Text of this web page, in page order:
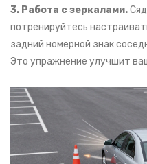
3. Работа с зеркалами.
потренируйтесь
задний номерной знак
Это упражнение улучшит